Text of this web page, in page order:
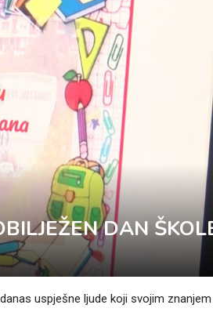
DAN
uspješne ljude koji svojim